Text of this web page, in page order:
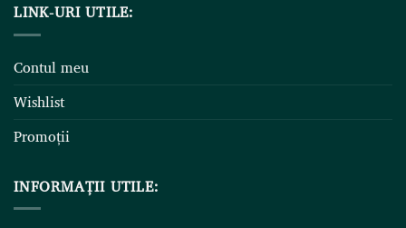
LINK-URI UTILE:
Contul meu
Wishlist
Promoții
INFORMAȚII UTILE: